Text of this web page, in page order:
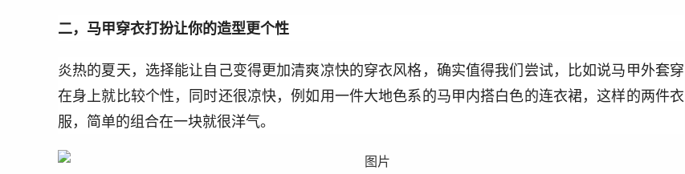
二，马甲穿衣打扮让你的造型更个性
炎热的夏天，选择能让自己变得更加清爽凉快的穿衣风格，确实值得我们尝试，比如说马甲外套穿
在身上就比较个性，同时还很凉快，例如用一件大地色系的马甲内搭白色的连衣裙，这样的两件衣
服，简单的组合在一块就很洋气。